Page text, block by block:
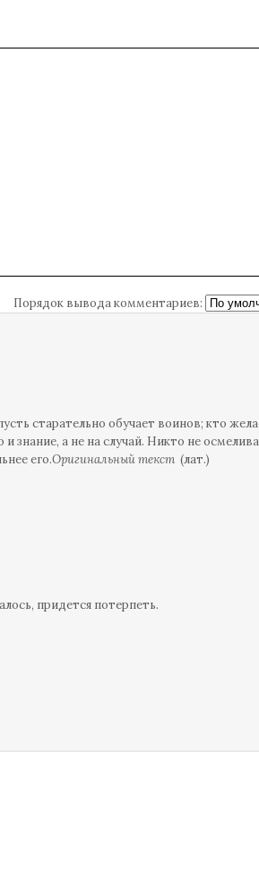
Порядок вывода комментариев:
старательно обучает воинов; кто
знание, а не на случай. Никто не
его.Оригинальный текст (лат.)
придется потерпеть.